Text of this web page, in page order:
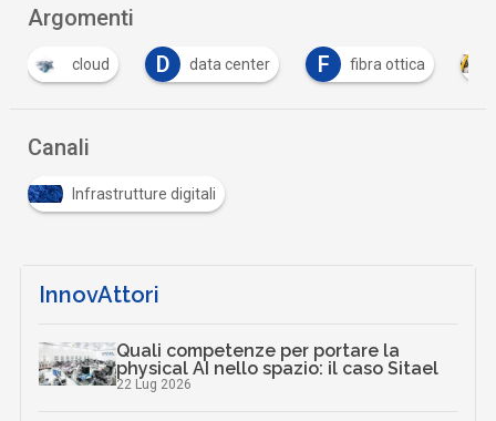
Argomenti
cloud D data center F fibra ottica
Canali
Infrastrutture digitali
InnovAttori
Quali competenze per portare la
physical AI nello spazio: il caso Sitael
22 Lug 2026